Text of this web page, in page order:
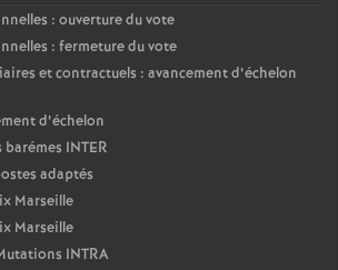
: ouverture du vote
: fermeture du vote
et contractuels : avancement d’échelon
d’échelon
INTER
adaptés
Marseille
Marseille
INTRA